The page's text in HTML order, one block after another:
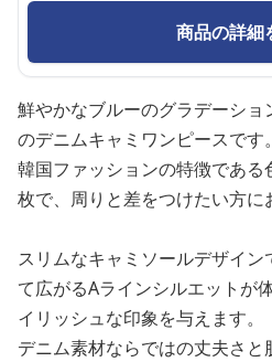
商品の詳細
鮮やかなブルーのグラデーシ
のデニムキャミワンピースです。
韓国ファッションの特徴であ
枚で、周りと差をつけたい方に
スリムなキャミソールデザイ
て広がるAラインシルエットが
イリッシュな印象を与えます。
デニム素材ならではの丈夫さ